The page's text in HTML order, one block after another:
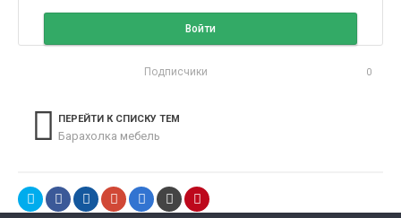
Войти
Подписчики 0
ПЕРЕЙТИ К СПИСКУ ТЕМ
Барахолка мебель